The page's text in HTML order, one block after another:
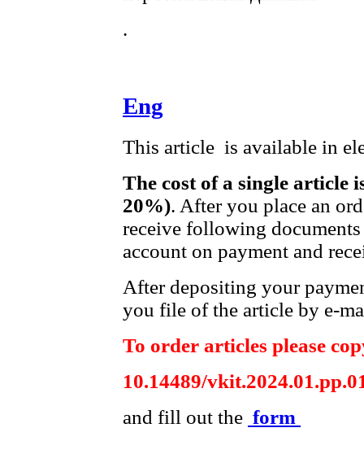
.
Eng
This article is available in
The cost of a single article
20%). After you place an
receive following
account on payment and
After depositing your
you file of the article by e-
To order articles please
10.14489/
and fill out the form